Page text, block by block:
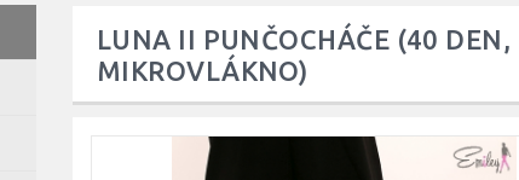
LUNA II PUNČOCHÁČE (40 DEN,
MIKROVLÁKNO)